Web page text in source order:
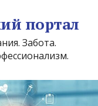
портал
Забота.